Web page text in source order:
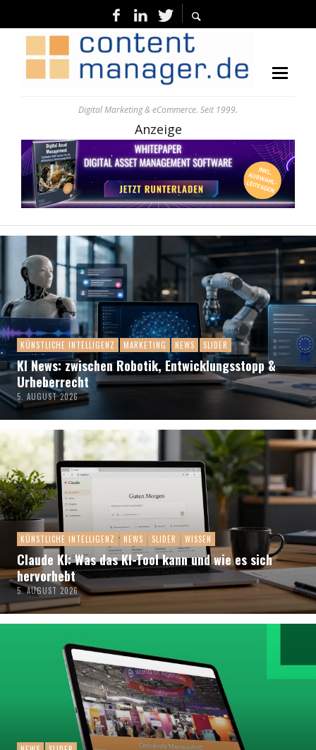
Digital Marketing & eCommerce. Seit 1999.
Anzeige
KÜNSTLICHE INTELLIGENZ MARKETING NEWS SLIDER
KI News: zwischen Robotik, Entwicklungsstopp &
Urheberrecht
5. AUGUST 2026
KÜNSTLICHE INTELLIGENZ NEWS SLIDER WISSEN
Claude KI: Was das KI-Tool kann und wie es sich
hervorhebt
5. AUGUST 2026